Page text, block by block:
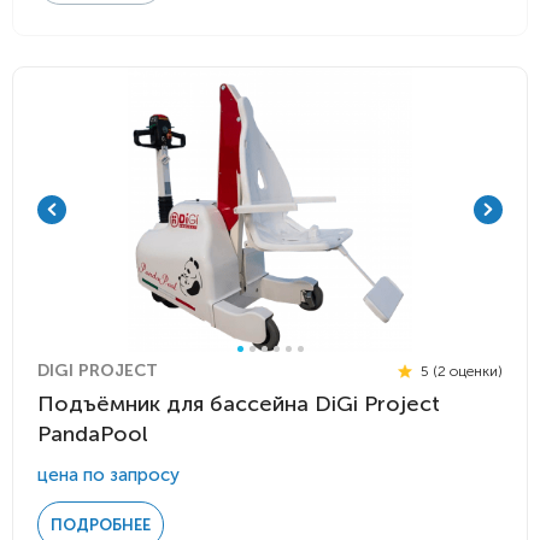
DIGI PROJECT 5 (2 оценки)
Подъёмник для бассейна DiGi Project
PandaPool
цена по запросу
ПОДРОБНЕЕ